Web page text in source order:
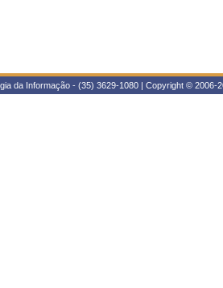
da Informação - (35) 3629-1080 | Copyright © 2006-